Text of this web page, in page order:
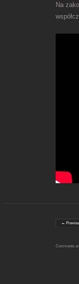
Na
Post
←
Comments